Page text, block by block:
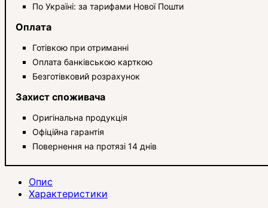
По Україні: за тарифами Нової Пошти
Оплата
Готівкою при отриманні
Оплата банківською карткою
Безготівковий розрахунок
Захист споживача
Оригінальна продукція
Офіційна гарантія
Повернення на протязі 14 днів
Опис
Характеристики